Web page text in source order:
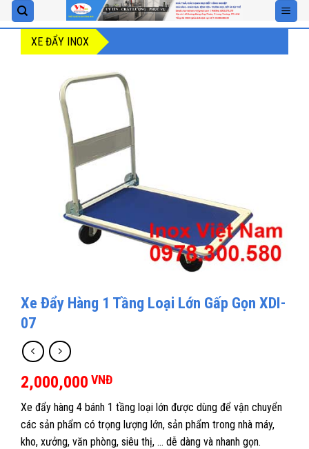
Skip
to
contentXE ĐẨY INOX
Xe Đẩy Hàng 1 Tầng Loại Lớn Gấp Gọn XDI-
07
2,000,000 VNĐ
Xe đẩy hàng 4 bánh 1 tầng loại lớn được dùng để vận chuyển
các sản phẩm có trọng lượng lớn, sản phẩm trong nhà máy,
kho, xưởng, văn phòng, siêu thị, … dễ dàng và nhanh gọn.